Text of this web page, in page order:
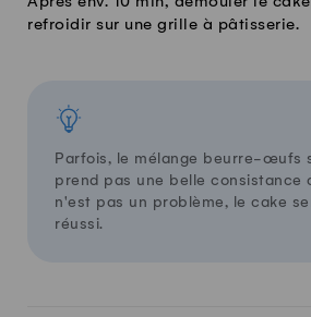
refroidir sur une grille à pâtisserie.
Parfois, le mélange beurre-œufs
prend pas une belle consistance
n'est pas un problème, le cake
réussi.